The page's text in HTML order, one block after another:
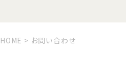
HOME > お問い合わせ